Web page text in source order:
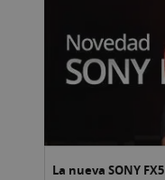
La nueva SONY FX5